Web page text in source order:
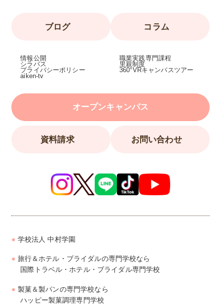
ブログ コラム
職業実践専門課程
情報公開
シラバス
プライバシーポリシー
360°VRキャンパスツアー
里親制度
aiken-tv
オープンキャンパス
資料請求 お問い合わせ
学校法人 中村学園
旅行＆ホテル・ブライダルの専門学校なら
国際トラベル・ホテル・ブライダル専門学校
製菓＆製パンの専門学校なら
ハッピー製菓調理専門学校